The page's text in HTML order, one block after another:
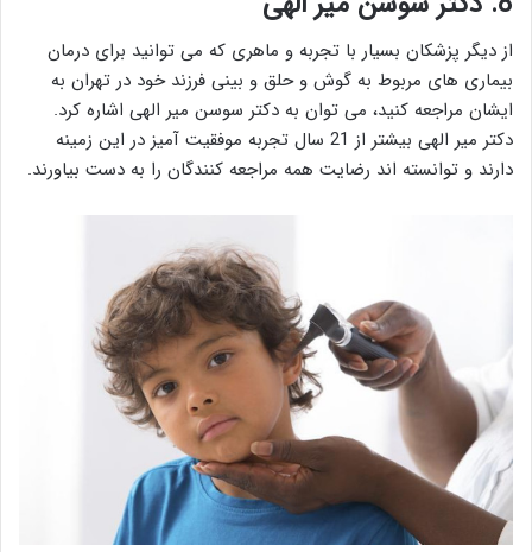
از دیگر پزشکان بسیار با تجربه و ماهری که می توانید برای درمان
بیماری های مربوط به گوش و حلق و بینی فرزند خود در تهران به
ایشان مراجعه کنید، می توان به دکتر سوسن میر الهی اشاره کرد.
دکتر میر الهی بیشتر از 21 سال تجربه موفقیت آمیز در این زمینه
دارند و توانسته اند رضایت همه مراجعه کنندگان را به دست بیاورند.